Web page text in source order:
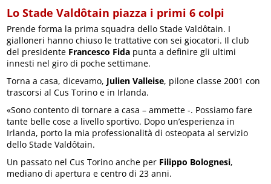
Lo Stade Valdôtain piazza i primi 6 colpi
Prende forma la prima squadra dello Stade Valdôtain. I
gialloneri hanno chiuso le trattative con sei giocatori. Il club
del presidente Francesco Fida punta a definire gli ultimi
innesti nel giro di poche settimane.
Torna a casa, dicevamo, Julien Valleise, pilone classe 2001 con
trascorsi al Cus Torino e in Irlanda.
«Sono contento di tornare a casa – ammette -. Possiamo fare
tante belle cose a livello sportivo. Dopo un’esperienza in
Irlanda, porto la mia professionalità di osteopata al servizio
dello Stade Valdôtain.
Un passato nel Cus Torino anche per Filippo Bolognesi,
mediano di apertura e centro di 23 anni.